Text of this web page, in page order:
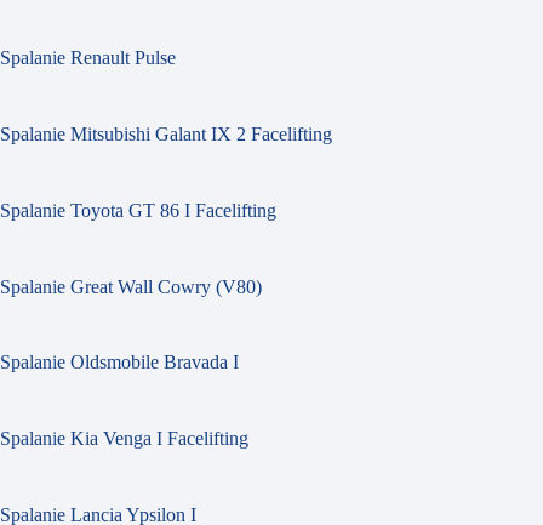
Spalanie Renault Pulse
Spalanie Mitsubishi Galant IX 2 Facelifting
Spalanie Toyota GT 86 I Facelifting
Spalanie Great Wall Cowry (V80)
Spalanie Oldsmobile Bravada I
Spalanie Kia Venga I Facelifting
Spalanie Lancia Ypsilon I